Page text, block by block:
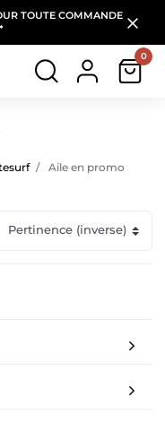
TOUTE COMMANDE
0
Aile en promo